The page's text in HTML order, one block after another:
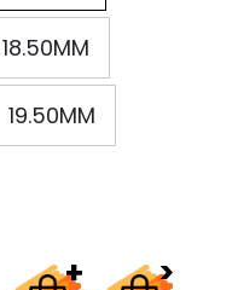
18.50MM
19.50MM